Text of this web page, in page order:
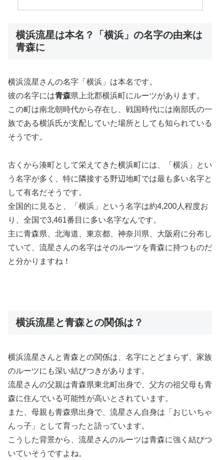
横浜流星は本名？「横浜」の名字の由来は
青森に
横浜流星さんの名字「横浜」は本名です。
彼の名字には青森県上北郡横浜町にルーツがあります。
この町は南北朝時代から存在し、戦国時代には南部氏の一
族である横浜氏が支配していた場所としても知られている
そうです。
古くから湊町として栄えてきた横浜町には、「横浜」とい
う名字が多く、特に隣接する野辺地町では最も多い名字と
して有名だそうです。
全国的に見ると、「横浜」という名字は約4,200人程度お
り、全国で3,461番目に多い名字なんです。
主に青森県、北海道、東京都、神奈川県、大阪府に分布し
ていて、流星さんの名字はそのルーツを青森に持つものだ
と分かりますね！
横浜流星と青森との関係は？
横浜流星さんと青森との関係は、名字にとどまらず、家族
のルーツにも深い結びつきがあります。
流星さんの父親は青森県東北町出身で、父方の祖父母も青
森に住んでいる可能性が高いとされています。
また、母親も青森県出身で、流星さん自身は「おじいちゃ
んっ子」として育ったと語っています。
こうした背景から、流星さんのルーツは青森に強く結びつ
いていそうですよね。